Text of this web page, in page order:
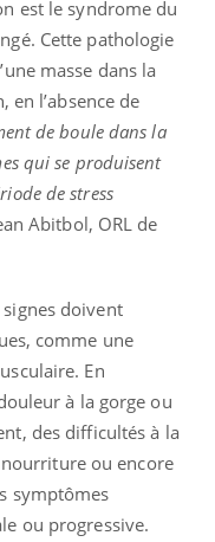
est le syndrome du
Cette pathologie
masse dans la
en l’absence de
de boule dans la
qui se produisent
de stress
Abitbol, ORL de
doivent
comme une
En
à la gorge ou
des difficultés à la
ou encore
symptômes
ou progressive.